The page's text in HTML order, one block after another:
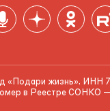
«Подари жизнь». ИНН
в Реестре СОНКО